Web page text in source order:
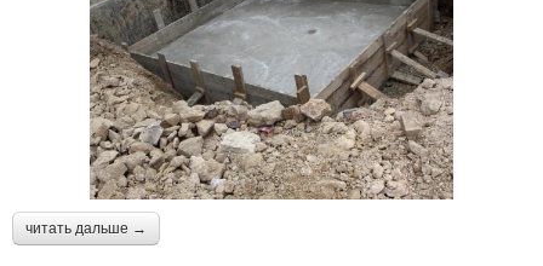
читать дальше →